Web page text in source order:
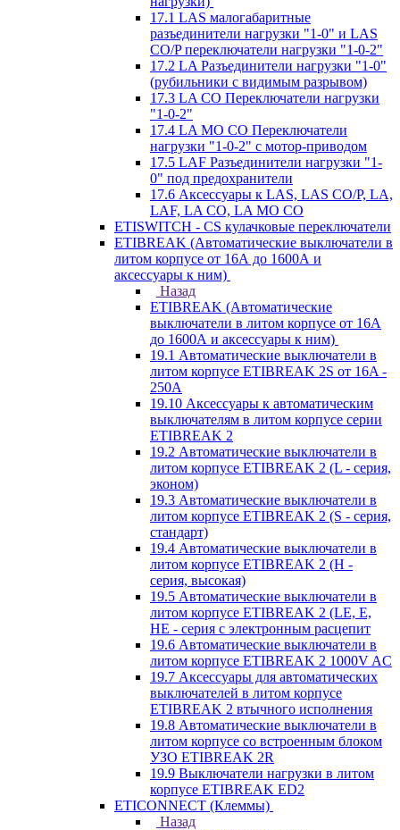
17.1 LAS малогабаритные
разъединители нагрузки "1-0" и LAS
CO/P переключатели нагрузки "1-0-2"
17.2 LA Разъединители нагрузки "1-0"
(рубильники с видимым разрывом)
17.3 LA CO Переключатели нагрузки
"1-0-2"
17.4 LA MO CO Переключатели
нагрузки "1-0-2" с мотор-приводом
17.5 LAF Разъединители нагрузки "1-
0" под предохранители
17.6 Аксессуары к LAS, LAS CO/P, LA,
LAF, LA CO, LA MO CO
ETISWITCH - CS кулачковые переключатели
ETIBREAK (Автоматические выключатели в
литом корпусе от 16А до 1600А и
аксессуары к ним)
Назад
ETIBREAK (Автоматические
выключатели в литом корпусе от 16А
до 1600А и аксессуары к ним)
19.1 Автоматические выключатели в
литом корпусе ETIBREAK 2S от 16A -
250A
19.10 Аксессуары к автоматическим
выключателям в литом корпусе серии
ETIBREAK 2
19.2 Автоматические выключатели в
литом корпусе ETIBREAK 2 (L - серия,
эконом)
19.3 Автоматические выключатели в
литом корпусе ETIBREAK 2 (S - серия,
стандарт)
19.4 Автоматические выключатели в
литом корпусе ETIBREAK 2 (H -
серия, высокая)
19.5 Автоматические выключатели в
литом корпусе ETIBREAK 2 (LE, E,
HE - серия с электронным расцепит
19.6 Автоматические выключатели в
литом корпусе ETIBREAK 2 1000V AC
19.7 Аксессуары для автоматических
выключателей в литом корпусе
ETIBREAK 2 втычного исполнения
19.8 Автоматические выключатели в
литом корпусе со встроенным блоком
УЗО ETIBREAK 2R
19.9 Выключатели нагрузки в литом
корпусе ETIBREAK ED2
ETICONNECT (Клеммы)
Назад